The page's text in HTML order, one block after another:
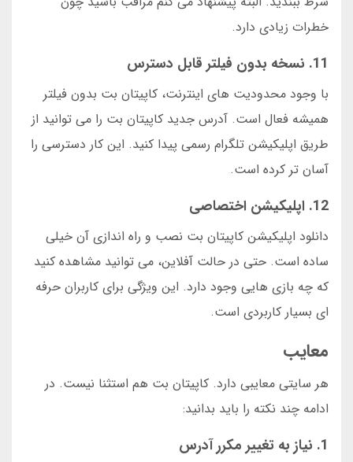
خطرات زیادی دارد.
11. نسخه بدون فیلتر قابل دسترس
با وجود محدودیت های اینترنت، کاپیتان بت بدون فیلتر
همیشه فعال است. آدرس جدید کاپیتان بت را می توانید از
طریق اپلیکیشن تلگرام رسمی پیدا کنید. این کار دسترسی را
آسان تر کرده است.
12. اپلیکیشن اختصاصی
دانلود اپلیکیشن کاپیتان بت نصب و راه اندازی آن خیلی
ساده است. حتی در حالت آفلاین، می توانید مشاهده کنید
که چه بازی هایی وجود دارد. این ویژگی برای کاربران حرفه
ای بسیار کاربردی است.
معایب
هر سایتی معایبی دارد. کاپیتان بت هم استثنا نیست. در
ادامه چند نکته را باید بدانید:
1. نیاز به تغییر مکرر آدرس